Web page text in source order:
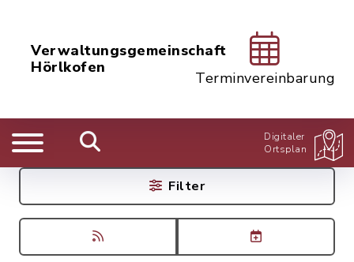
Verwaltungsgemeinschaft
Hörlkofen
Terminvereinbarung
Digitaler
Ortsplan
Filter